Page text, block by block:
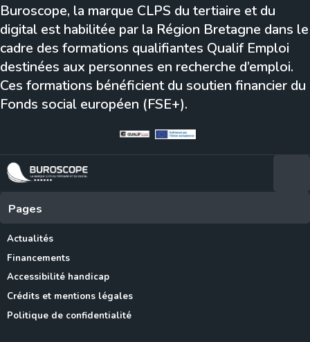
Buroscope, la marque CLPS du tertiaire et du
digital est habilitée par la Région Bretagne dans le
cadre des formations qualifiantes Qualif Emploi
destinées aux personnes en recherche d’emploi.
Ces formations bénéficient du soutien financier du
Fonds social européen (FSE+).
Pages
Actualités
Financements
Accessibilité handicap
Crédits et mentions légales
Politique de confidentialité